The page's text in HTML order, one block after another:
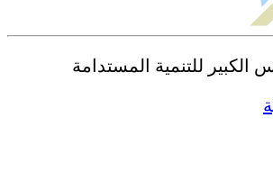
للتنمية المستدامة